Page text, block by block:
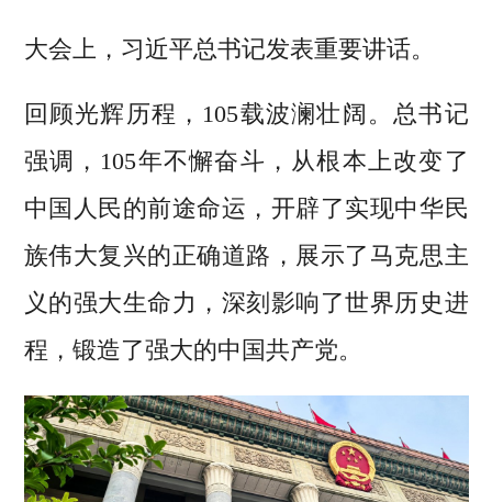
大会上，习近平总书记发表重要讲话。
回顾光辉历程，105载波澜壮阔。总书记
强调，105年不懈奋斗，从根本上改变了
中国人民的前途命运，开辟了实现中华民
族伟大复兴的正确道路，展示了马克思主
义的强大生命力，深刻影响了世界历史进
程，锻造了强大的中国共产党。